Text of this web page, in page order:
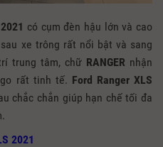
có cụm đèn hậu lớn và cao
xe trông rất nổi bật và sang
trung tâm, chữ RANGER nhận
rất tinh tế. Ford Ranger XLS
chắc chắn giúp hạn chế tối đa
2021